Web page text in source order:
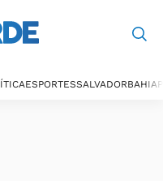
ESPORTESSALVADORBAHIA